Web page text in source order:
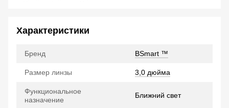
Характеристики
Бренд BSmart ™
Размер линзы 3,0 дюйма
Функциональное
назначение
Ближний свет